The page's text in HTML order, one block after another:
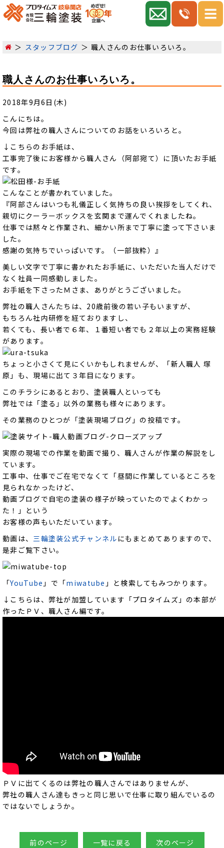
スタッフブログ 職人さんのお仕事いろいろ。
職人さんのお仕事いろいろ。
2018年9月6日(木)
こんにちは。
今回は弊社の職人さんについてのお話をいろいろと。
↓こちらのお手紙は、
工事完了後にお客様から職人さん（阿部宛て）に頂いたお手紙
です。
こんなことが書かれていました。
『阿部さんはいつも礼儀正しく気持ちの良い挨拶をしてくれ、
親切にクーラーボックスを玄関まで運んでくれましたね。
仕事では黙々と作業され、細かい所まで丁寧に塗って下さいま
した。
感謝の気持ちでいっぱいです。（一部抜粋）』
美しい文字で丁寧に書かれたお手紙に、いただいた当人だけで
なく社員一同感動しました。
お手紙を下さったＭさま、ありがとうございました。
弊社の職人さんたちは、20歳前後の若い子もいますが、
もちろん社内研修を経ておりますし、
若くても、長い者で６年、１番短い者でも２年以上の実務経験
があります。
ちょっと小さくて見にくいかもしれませんが、「新人職人 塚
原」も、現場に出て３年目になります。
このチラシにあるとおり、塗装職人といっても
弊社では「塗る」以外の業務も様々にあります。
その業務のひとつが「塗装現場ブログ」の投稿です。
実際の現場での作業を動画で撮り、職人さんが作業の解説をし
ています。
工事中、仕事でご在宅でなくて「昼間に作業しているところを
見られなかったけど、
動画ブログで自宅の塗装の様子が映っていたのでよくわかっ
た！」という
お客様の声もいただいています。
動画は、 三輪塗装公式チャンネル にもまとめてありますので、
是非ご覧下さい。
「YouTube 」で「miwatube 」と検索してもみつかります。
↓こちらは、弊社が加盟しています「プロタイムズ」の本部が
作ったＰＶ、職人さん編です。
ＰＶに出てくるのは弊社の職人さんではありませんが、
弊社の職人さん達もきっと同じ思いで仕事に取り組んでいるの
ではないでしょうか。
前のページ 一覧に戻る 次のページ